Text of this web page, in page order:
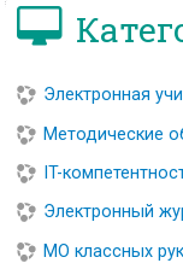
Электронная
Методические
IT-
Электронный
МО классных